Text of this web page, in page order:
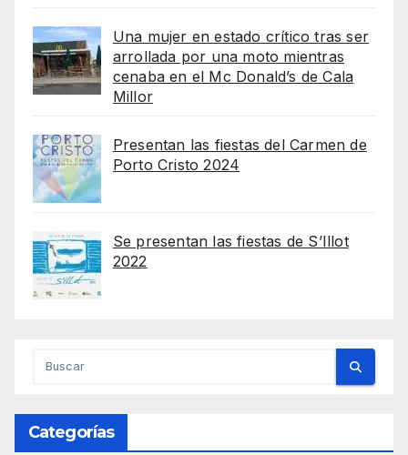
Una mujer en estado crítico tras ser
arrollada por una moto mientras
cenaba en el Mc Donald’s de Cala
Millor
Presentan las fiestas del Carmen de
Porto Cristo 2024
Se presentan las fiestas de S’Illot
2022
Categorías